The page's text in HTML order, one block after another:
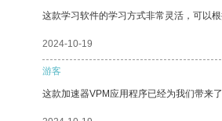
这款学习软件的学习方式非常灵活，可以
2024-10-19
游客
这款加速器VPM应用程序已经为我们带来